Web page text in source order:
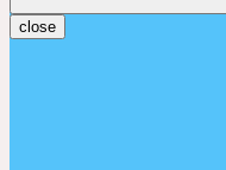
close